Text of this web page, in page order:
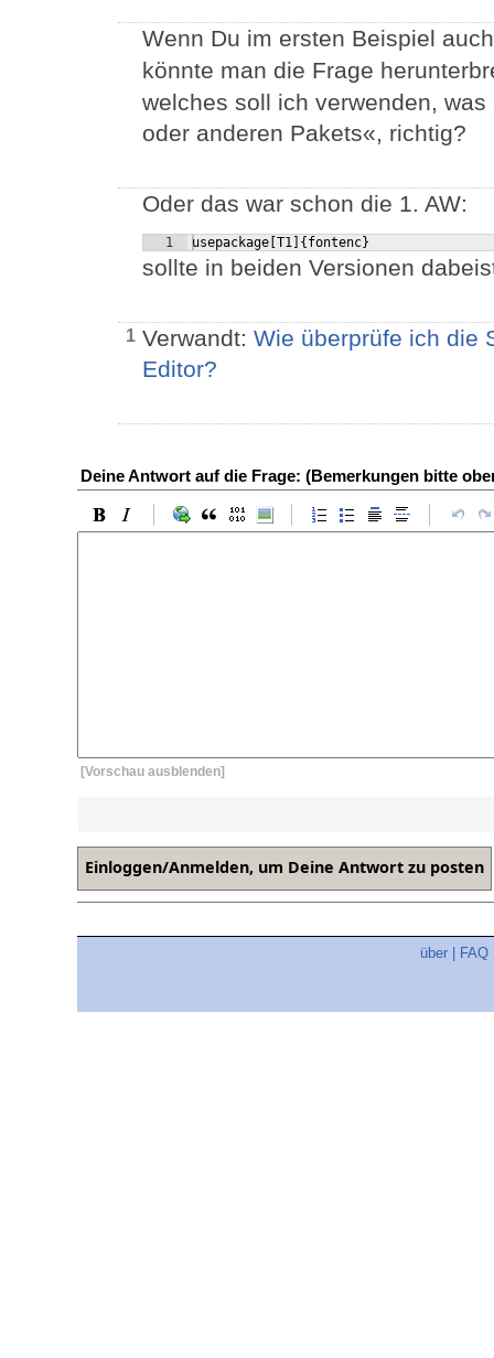
Wenn Du im ersten Beispiel
könnte man die Frage
welches soll ich verwenden,
oder anderen Pakets«, richtig?
Oder das war schon die 1. AW:
1 usepackage[T1]{fontenc}
sollte in beiden Versionen
1 Verwandt: Wie überprüfe ich die
Editor?
Deine Antwort auf die Frage: (Bemerkungen bitte
[Vorschau ausblenden]
über FAQ